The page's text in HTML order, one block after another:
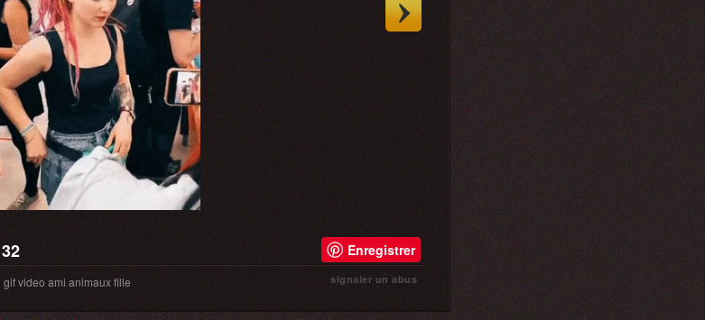
Enregistrer
gifvideo ami animauxfille signaler un abus